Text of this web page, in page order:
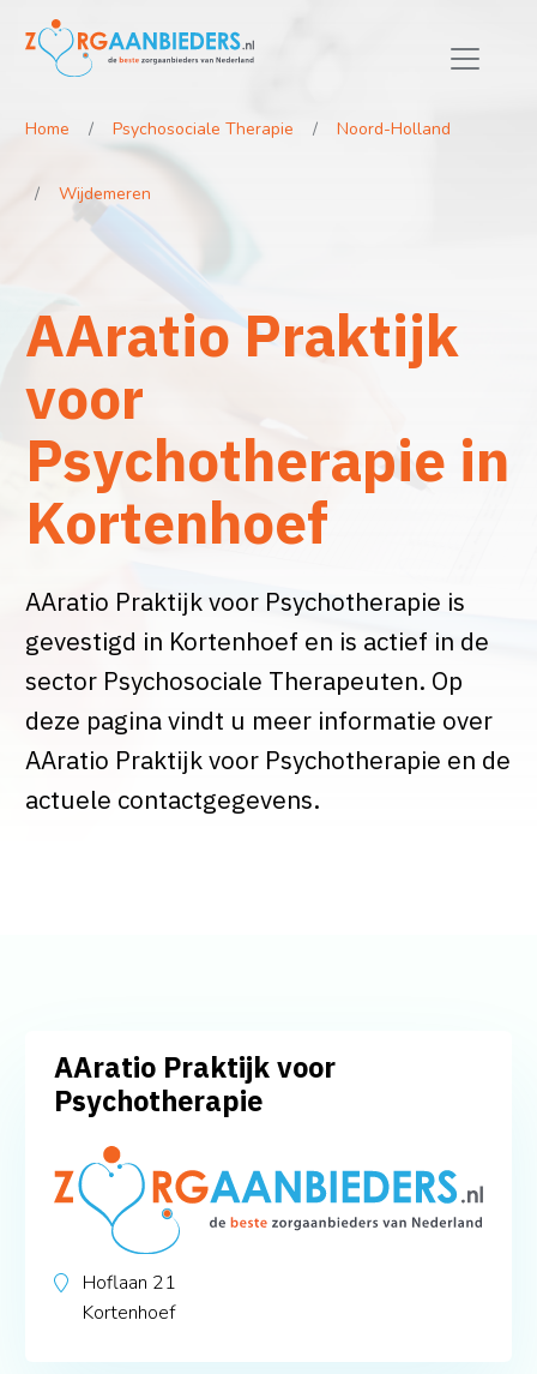
Home Psychosociale Therapie Noord-Holland
Wijdemeren
AAratio Praktijk
voor
Psychotherapie in
Kortenhoef
AAratio Praktijk voor Psychotherapie is
gevestigd in Kortenhoef en is actief in de
sector Psychosociale Therapeuten. Op
deze pagina vindt u meer informatie over
AAratio Praktijk voor Psychotherapie en de
actuele contactgegevens.
AAratio Praktijk voor
Psychotherapie
Hoflaan 21
Kortenhoef